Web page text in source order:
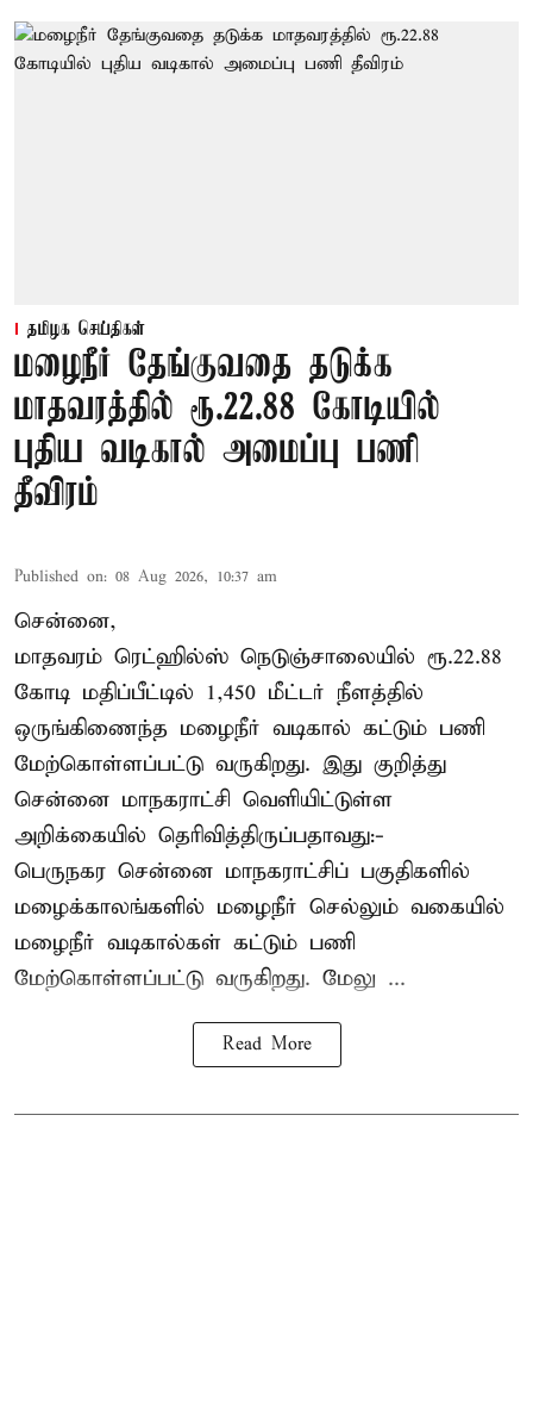
தமிழக செய்திகள்
மழைநீர் தேங்குவதை தடுக்க
மாதவரத்தில் ரூ.22.88 கோடியில்
புதிய வடிகால் அமைப்பு பணி
தீவிரம்
Published on: 08 Aug 2026, 10:37 am
சென்னை,
மாதவரம் ரெட்ஹில்ஸ் நெடுஞ்சாலையில் ரூ.22.88
கோடி மதிப்பீட்டில் 1,450 மீட்டர் நீளத்தில்
ஒருங்கிணைந்த மழைநீர் வடிகால் கட்டும் பணி
மேற்கொள்ளப்பட்டு வருகிறது. இது குறித்து
சென்னை மாநகராட்சி வெளியிட்டுள்ள
அறிக்கையில் தெரிவித்திருப்பதாவது:-
பெருநகர சென்னை மாநகராட்சிப் பகுதிகளில்
மழைக்காலங்களில் மழைநீர் செல்லும் வகையில்
மழைநீர் வடிகால்கள் கட்டும் பணி
மேற்கொள்ளப்பட்டு வருகிறது. மேலு ...
Read More